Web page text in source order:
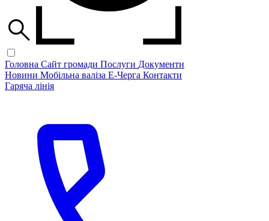
Головна Сайт громади Послуги Документи
Новини Мобільна валіза Е-Черга Контакти
Гаряча лінія